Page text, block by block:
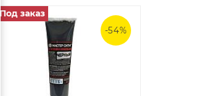
-54%
Под заказ